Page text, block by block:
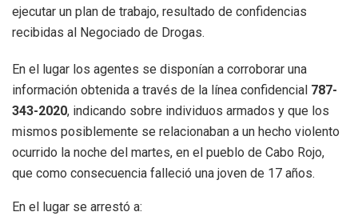
ejecutar un plan de trabajo, resultado de confidencias
recibidas al Negociado de Drogas.
En el lugar los agentes se disponían a corroborar una
información obtenida a través de la línea confidencial 787-
343-2020, indicando sobre individuos armados y que los
mismos posiblemente se relacionaban a un hecho violento
ocurrido la noche del martes, en el pueblo de Cabo Rojo,
que como consecuencia falleció una joven de 17 años.
En el lugar se arrestó a: